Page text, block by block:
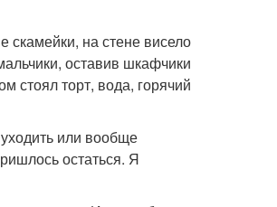
на стене висело
оставив шкафчики
стоял торт, вода, горячий
или вообще
остаться. Я